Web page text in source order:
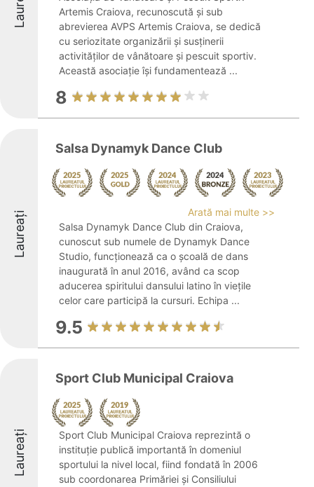
Artemis Craiova, recunoscută și sub
abrevierea AVPS Artemis Craiova, se dedică
cu seriozitate organizării și susținerii
activităților de vânătoare și pescuit sportiv.
Această asociație își fundamentează ...
8
Laureați
Salsa Dynamyk Dance Club
Arată mai multe >>
Salsa Dynamyk Dance Club din Craiova,
cunoscut sub numele de Dynamyk Dance
Studio, funcționează ca o școală de dans
inaugurată în anul 2016, având ca scop
aducerea spiritului dansului latino în viețile
celor care participă la cursuri. Echipa ...
9.5
Laureați
Sport Club Municipal Craiova
Sport Club Municipal Craiova reprezintă o
instituție publică importantă în domeniul
sportului la nivel local, fiind fondată în 2006
sub coordonarea Primăriei și Consiliului